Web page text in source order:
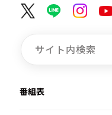
番組表